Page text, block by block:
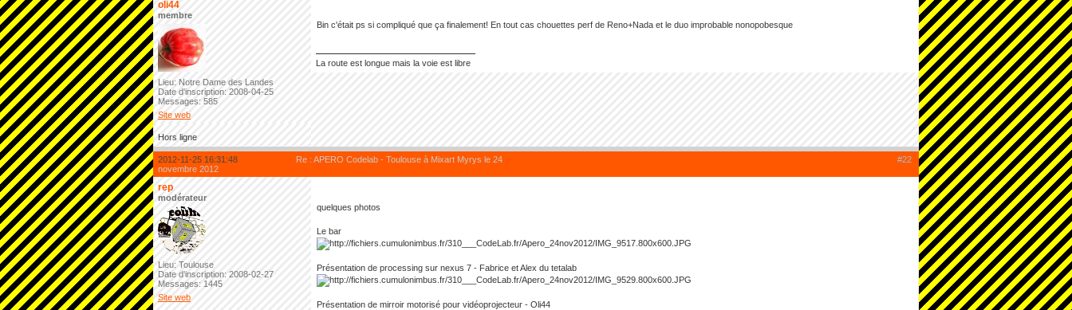
oli44
membre
Lieu: Notre Dame des Landes
Date d'inscription: 2008-04-25
Messages: 585
Site web
Bin c'était ps si compliqué que ça finalement! En tout cas chouettes perf de Reno+Nada et le duo improbable nonopobesque
La route est longue mais la voie est libre
Hors ligne
#22
2012-11-25 16:31:48
Re : APERO Codelab - Toulouse à Mixart Myrys le 24
novembre 2012
rep
modérateur
Lieu: Toulouse
Date d'inscription: 2008-02-27
Messages: 1445
Site web
quelques photos
Le bar
Présentation de processing sur nexus 7 - Fabrice et Alex du tetalab
Présentation de mirroir motorisé pour vidéoprojecteur - Oli44